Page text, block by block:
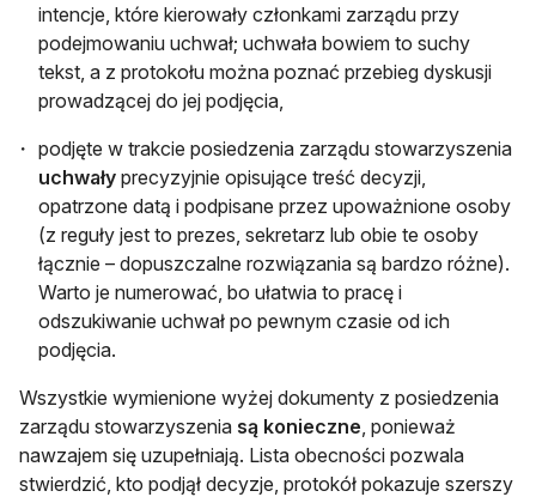
intencje, które kierowały członkami zarządu przy
podejmowaniu uchwał; uchwała bowiem to suchy
tekst, a z protokołu można poznać przebieg dyskusji
prowadzącej do jej podjęcia,
podjęte w trakcie posiedzenia zarządu stowarzyszenia
uchwały precyzyjnie opisujące treść decyzji,
opatrzone datą i podpisane przez upoważnione osoby
(z reguły jest to prezes, sekretarz lub obie te osoby
łącznie – dopuszczalne rozwiązania są bardzo różne).
Warto je numerować, bo ułatwia to pracę i
odszukiwanie uchwał po pewnym czasie od ich
podjęcia.
Wszystkie wymienione wyżej dokumenty z posiedzenia
zarządu stowarzyszenia są konieczne, ponieważ
nawzajem się uzupełniają. Lista obecności pozwala
stwierdzić, kto podjął decyzje, protokół pokazuje szerszy